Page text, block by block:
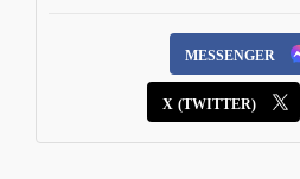
MESSENGER
X (TWITTER)